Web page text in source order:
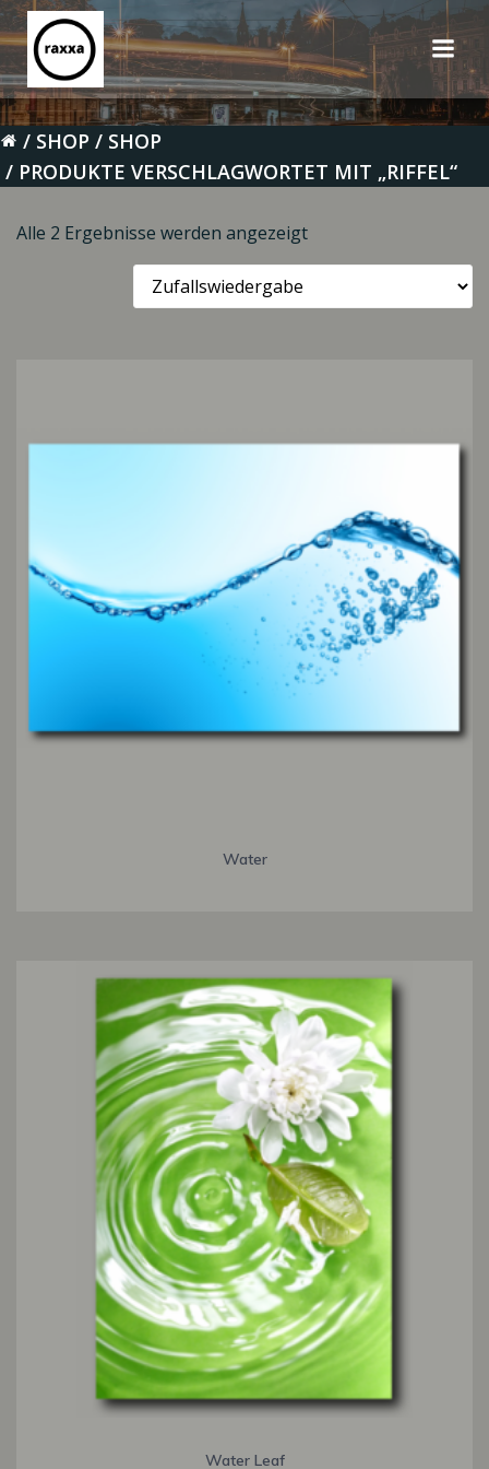
Zum
Inhalt
springen
SHOP
SHOP
PRODUKTE VERSCHLAGWORTET MIT „RIFFEL“
Alle 2 Ergebnisse werden angezeigt
Water
Water Leaf